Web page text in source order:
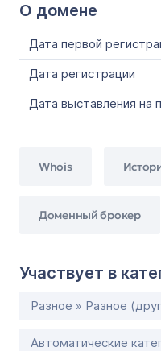
О домене
Дата первой
Дата регистрации
Дата выставления на
Whois
Доменный брокер
Участвует в
Разное » Разное
Автоматические